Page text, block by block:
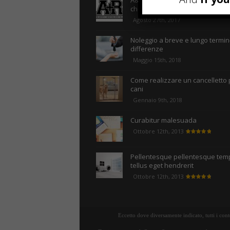
che c’è da sapere!
Agosto 27th, 2017
Noleggio a breve e lungo
differenze
Maggio 15th, 2018
Come realizzare un cancelletto
cani
Gennaio 9th, 2018
Curabitur malesuada
Ottobre 12th, 2013
Pellentesque pellentesque
tellus eget hendrerit
Ottobre 12th, 2013
Eccetto dove diversamente indicato, tutti i